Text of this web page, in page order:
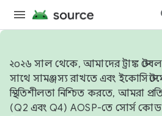
২০২৬ সাল থেকে, আমাদের ট্রাঙ্ক
সাথে সামঞ্জস্য রাখতে এবং
স্থিতিশীলতা নিশ্চিত করতে, আমরা
(Q2 এবং Q4) AOSP-তে সোর্স কোড